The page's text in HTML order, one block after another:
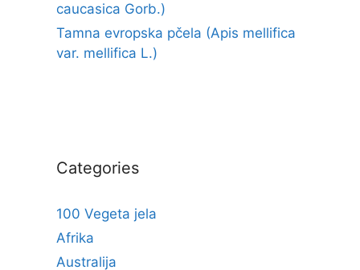
caucasica Gorb.)
Tamna evropska pčela (Apis mellifica
var. mellifica L.)
Categories
100 Vegeta jela
Afrika
Australija